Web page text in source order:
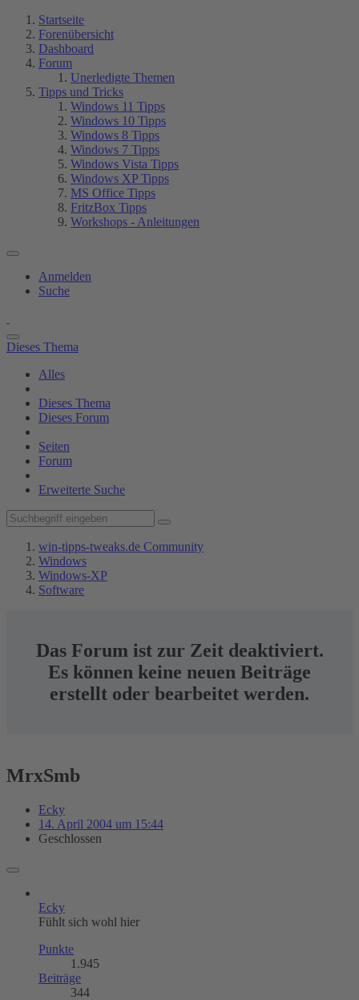
Startseite
Forenübersicht
Dashboard
Forum
Unerledigte Themen
Tipps und Tricks
Windows 11 Tipps
Windows 10 Tipps
Windows 8 Tipps
Windows 7 Tipps
Windows Vista Tipps
Windows XP Tipps
MS Office Tipps
FritzBox Tipps
Workshops - Anleitungen
Anmelden
Suche
Dieses Thema
Alles
Dieses Thema
Dieses Forum
Seiten
Forum
Erweiterte Suche
win-tipps-tweaks.de Community
Windows
Windows-XP
Software
Das Forum ist zur Zeit deaktiviert.
Es können keine neuen Beiträge
erstellt oder bearbeitet werden.
MrxSmb
Ecky
14. April 2004 um 15:44
Geschlossen
Ecky
Fühlt sich wohl hier
Punkte
1.945
Beiträge
344